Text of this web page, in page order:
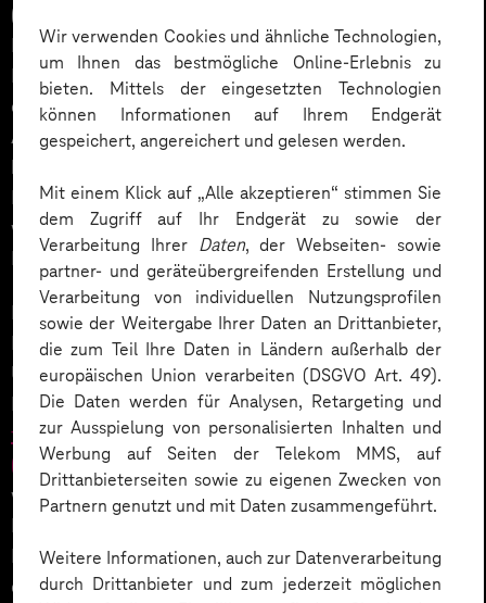
Wir verwenden Cookies und ähnliche Technologien,
um Ihnen das bestmögliche Online-Erlebnis zu
bieten. Mittels der eingesetzten Technologien
können Informationen auf Ihrem Endgerät
gespeichert, angereichert und gelesen werden.
Mit einem Klick auf „Alle akzeptieren“ stimmen Sie
dem Zugriff auf Ihr Endgerät zu sowie der
Verarbeitung Ihrer Daten, der Webseiten- sowie
partner- und geräteübergreifenden Erstellung und
Verarbeitung von individuellen Nutzungsprofilen
sowie der Weitergabe Ihrer Daten an Drittanbieter,
die zum Teil Ihre Daten in Ländern außerhalb der
europäischen Union verarbeiten (DSGVO Art. 49).
Die Daten werden für Analysen, Retargeting und
zur Ausspielung von personalisierten Inhalten und
Werbung auf Seiten der Telekom MMS, auf
Drittanbieterseiten sowie zu eigenen Zwecken von
Partnern genutzt und mit Daten zusammengeführt.
Weitere Informationen, auch zur Datenverarbeitung
durch Drittanbieter und zum jederzeit möglichen
(für lokale Geräte, wie Raspberry Pi oder Handys). Die
Leistungsfähigkeit von Ultra liegt etwa 20-25% über
Pro und 40% über Nano. Die Klassifizierung
ermöglicht eine gezielte Anpassung an verschiedene
Anwendungen und Endgeräte, wobei Nano
kostengünstiger und energieeffizienter ist. Auch
Microsoft 365 ist mit dem Launch von Copilotbereits
weit bezüglich konkreter Angebote und
Lizenzmodelle für ihre Produkte.
In Deutschland zeichnen sich ebenfalls spannende
Entwicklungen ab. Unternehmen wie Aleph Alpha,
Universitäten wie dieLMU Münchenund
Forschungseinrichtungen wie dasFraunhofer Institut
für Intelligente Analyse- und Informationssysteme
(IAIS)arbeiten an eigenen KI-Modellen und tragen zur
weiteren Diversifizierung und Spezialisierung des KI-
Marktes bei. Die Förderung von Open Source
Projekten bspw. basierend auf LLaMA von Meta AI und
die Zusammenarbeit mit etablierten Unternehmen